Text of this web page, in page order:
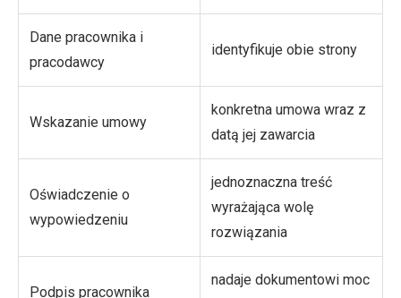
Dane pracownika i
pracodawcy
identyfikuje obie strony
Wskazanie umowy
konkretna umowa wraz z
datą jej zawarcia
Oświadczenie o
wypowiedzeniu
jednoznaczna treść
wyrażająca wolę
rozwiązania
Podpis pracownika
nadaje dokumentowi moc